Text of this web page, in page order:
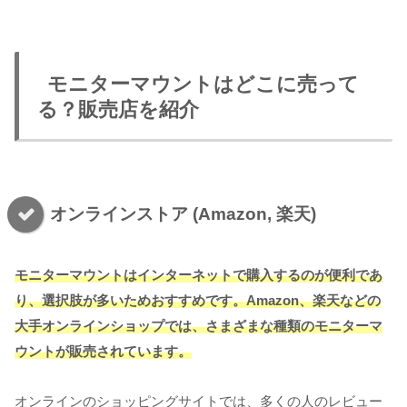
モニターマウントはどこに売って
る？販売店を紹介
オンラインストア (Amazon, 楽天)
モニターマウントはインターネットで購入するのが便利であ
り、選択肢が多いためおすすめです。Amazon、楽天などの
大手オンラインショップでは、さまざまな種類のモニターマ
ウントが販売されています。
オンラインのショッピングサイトでは、多くの人のレビュー